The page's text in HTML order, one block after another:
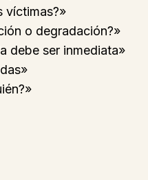
víctimas?»
o degradación?»
debe ser inmediata»